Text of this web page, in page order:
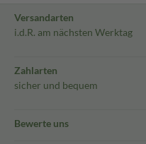
Versandarten
i.d.R. am nächsten Werktag
Zahlarten
sicher und bequem
Bewerte uns